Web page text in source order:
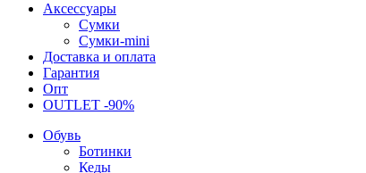
Аксессуары
Сумки
Сумки-mini
Доставка и оплата
Гарантия
Опт
OUTLET -90%
Обувь
Ботинки
Кеды